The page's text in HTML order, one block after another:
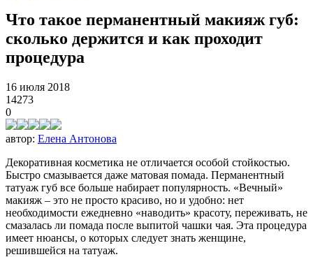
Что такое перманентный макияж губ:
сколько держится и как проходит
процедура
16 июля 2018
14273
0
автор: Елена Антонова
Декоративная косметика не отличается особой стойкостью.
Быстро смазывается даже матовая помада. Перманентный
татуаж губ все больше набирает популярность. «Вечный»
макияж – это не просто красиво, но и удобно: нет
необходимости ежедневно «наводить» красоту, переживать, не
смазалась ли помада после выпитой чашки чая. Эта процедура
имеет нюансы, о которых следует знать женщине,
решившейся на татуаж.